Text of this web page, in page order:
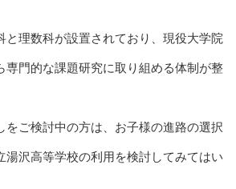
と理数科が設置されており、現役大学院
専門的な課題研究に取り組める体制が整
をご検討中の方は、お子様の進路の選択
湯沢高等学校の利用を検討してみてはい